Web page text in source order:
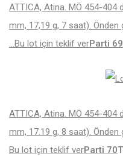
ATTICA, Atina. MÖ 454-404
mm, 17,19 g, 7 saat). Önden
Bu lot için teklif verParti 69
ATTICA, Atina. MÖ 454-404
mm, 17.19 g, 8 saat). Önden
Bu lot için teklif verParti 70